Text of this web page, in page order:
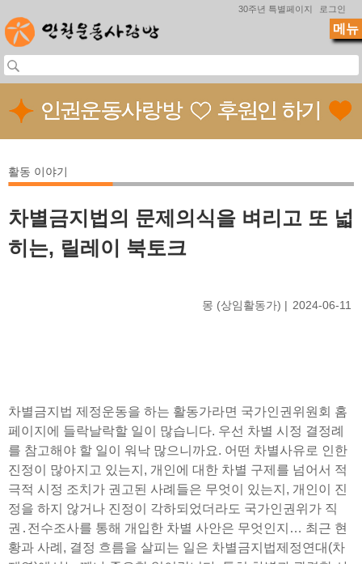
30주년 특별페이지 로그인
활동 이야기
차별금지법의 문제의식을 벼리고 또 넓
히는, 릴레이 북토크
몽 (상임활동가) 2024-06-11
차별금지법 제정운동을 하는 활동가라면 국가인권위원회 홈
페이지에 들락날락할 일이 많습니다. 우선 차별 시정 결정례
를 참고해야 할 일이 워낙 많으니까요. 어떤 차별사유로 인한
진정이 많아지고 있는지, 개인에 대한 차별 구제를 넘어서 적
극적 시정 조치가 권고된 사례들은 무엇이 있는지, 개인이 진
정을 하지 않거나 진정이 각하되었더라도 국가인권위가 직
권․전수조사를 통해 개입한 차별 사안은 무엇인지… 최근 현
황과 사례, 결정 흐름을 살피는 일은 차별금지법제정연대(차
메뉴